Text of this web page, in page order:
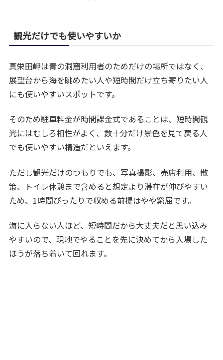
観光だけでも使いやすいか
真栄田岬は青の洞窟利用者のためだけの場所ではなく、
展望台から海を眺めたい人や短時間だけ立ち寄りたい人
にも使いやすいスポットです。
そのため駐車料金が時間課金式であることは、短時間観
光にはむしろ相性がよく、数十分だけ景色を見て戻る人
でも使いやすい構造だといえます。
ただし観光だけのつもりでも、写真撮影、売店利用、散
策、トイレ休憩まで含めると想定より滞在が伸びやすい
ため、1時間ぴったりで収める前提はやや窮屈です。
海に入らない人ほど、短時間だから大丈夫だと思い込み
やすいので、現地でやることを先に決めてから入場した
ほうが落ち着いて回れます。